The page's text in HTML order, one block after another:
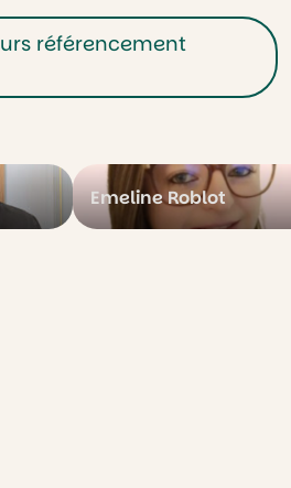
référencement
Emeline Roblot